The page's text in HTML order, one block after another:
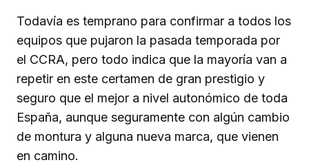
Todavía es temprano para confirmar a todos los
equipos que pujaron la pasada temporada por
el CCRA, pero todo indica que la mayoría van a
repetir en este certamen de gran prestigio y
seguro que el mejor a nivel autonómico de toda
España, aunque seguramente con algún cambio
de montura y alguna nueva marca, que vienen
en camino.